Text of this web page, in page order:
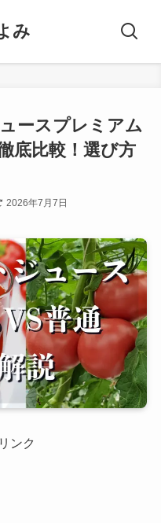
み
ースプレミアム
底比較！選び方
2026年7月7日
ンク